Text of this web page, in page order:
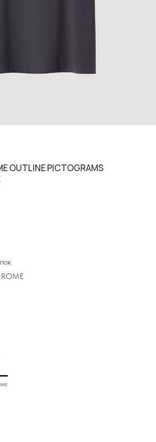
OUTLINE PICTOGRAMS
141 ТЦ МЕГА